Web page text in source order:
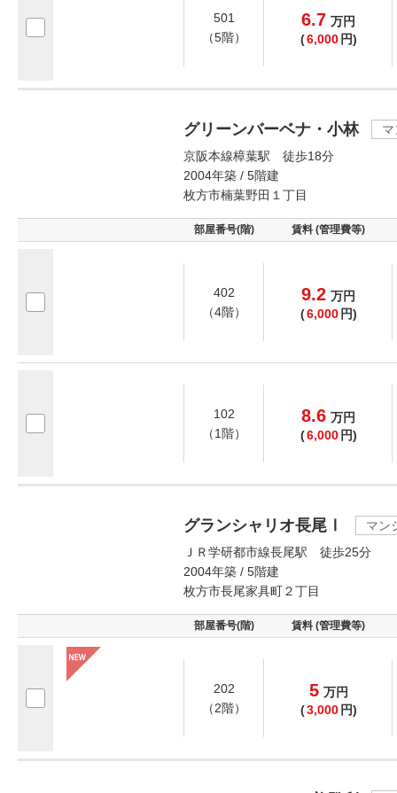
501
（5階）
6.7 万円
(6,000 円)
グリーンバーベナ・小林
京阪本線樟葉駅 徒歩18分
2004年築 / 5階建
枚方市楠葉野田１丁目
部屋番号(階) 賃料 (管理費等)
402
（4階）
9.2 万円
(6,000 円)
102
（1階）
8.6 万円
(6,000 円)
グランシャリオ長尾Ⅰ
マン
ＪＲ学研都市線長尾駅 徒歩25分
2004年築 / 5階建
枚方市長尾家具町２丁目
部屋番号(階) 賃料 (管理費等)
202
（2階）
5 万円
(3,000 円)